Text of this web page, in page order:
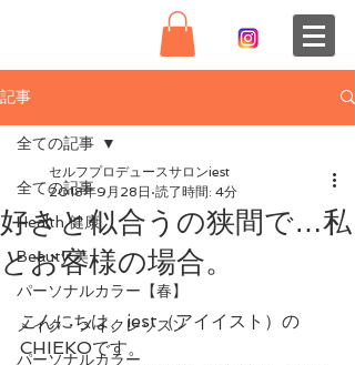
記事
全ての記事
Health 健康
Beauty 美
パーソナルカラー【春】
メイク・メイクレッスン
パーソナルカラー
全ての記事
好きと似合うの狭間で…私
とお客様の場合。
セルフプロデュースサロンiest
2018年9月28日 読了時間: 4分
こんにちは、iest（アイイスト）の
CHIEKOです。